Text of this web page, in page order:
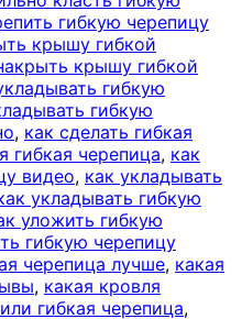
гибкую черепицу
крышу гибкой
крышу гибкой
гибкую
гибкую
, как сделать гибкая
гибкая черепица, как
видео, как укладывать
укладывать гибкую
уложить гибкую
гибкую черепицу
черепица лучше, какая
, какая кровля
гибкая черепица,